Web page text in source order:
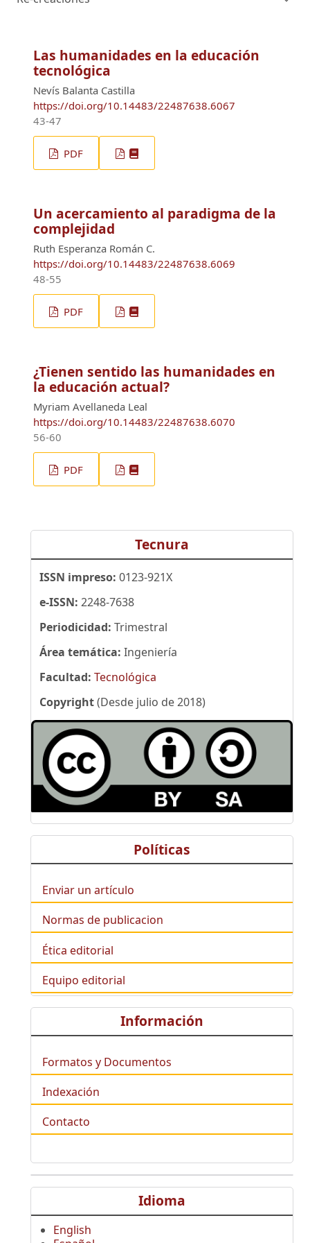
Las humanidades en la educación
tecnológica
Nevís Balanta Castilla
https://doi.org/10.14483/22487638.6067
43-47
PDF
Un acercamiento al paradigma de la
complejidad
Ruth Esperanza Román C.
https://doi.org/10.14483/22487638.6069
48-55
PDF
¿Tienen sentido las humanidades en
la educación actual?
Myriam Avellaneda Leal
https://doi.org/10.14483/22487638.6070
56-60
PDF
Tecnura
ISSN impreso: 0123-921X
e-ISSN: 2248-7638
Periodicidad: Trimestral
Área temática: Ingeniería
Facultad: Tecnológica
Copyright(Desde julio de 2018)
Políticas
Enviar un artículo
Normas de publicacion
Ética editorial
Equipo editorial
Información
Formatos y Documentos
Indexación
Contacto
Idioma
English